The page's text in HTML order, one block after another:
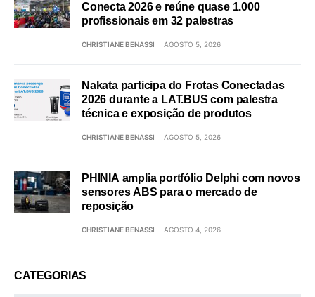
Conecta 2026 e reúne quase 1.000
profissionais em 32 palestras
CHRISTIANE BENASSI AGOSTO 5, 2026
Nakata participa do Frotas Conectadas
2026 durante a LAT.BUS com palestra
técnica e exposição de produtos
CHRISTIANE BENASSI AGOSTO 5, 2026
PHINIA amplia portfólio Delphi com novos
sensores ABS para o mercado de
reposição
CHRISTIANE BENASSI AGOSTO 4, 2026
CATEGORIAS